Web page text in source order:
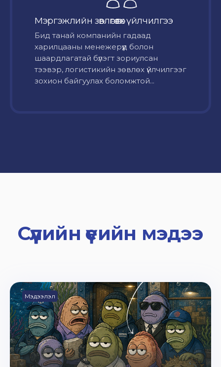
Мэргэжлийн зөвлөгөө өгөх үйлчилгээ
Бид танай компанийн гадаад
харилцааны менежерүүд болон
шаардлагатай бүлэгт зориулсан
тээвэр, логистикийн зөвлөх үйлчилгээг
зохион байгуулах боломжтой...
Сүүлийн үеийн мэдээ
Мэдээлэл